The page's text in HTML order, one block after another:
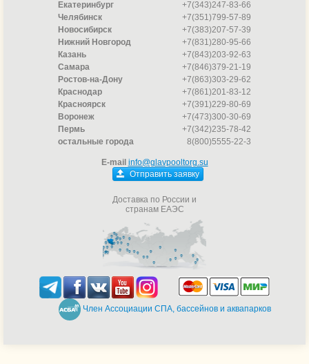
Екатеринбург
+7(343)247-83-66
Челябинск
+7(351)799-57-89
Новосибирск
+7(383)207-57-39
Нижний Новгород
+7(831)280-95-66
Казань
+7(843)203-92-63
Самара
+7(846)379-21-19
Ростов-на-Дону
+7(863)303-29-62
Краснодар
+7(861)201-83-12
Красноярск
+7(391)229-80-69
Воронеж
+7(473)300-30-69
Пермь
+7(342)235-78-42
остальные города
8(800)5555-22-3
E-mail info@glavpooltorg.su
Отправить заявку
Доставка по России и
странам ЕАЭС
Член Ассоциации СПА, бассейнов и аквапарков